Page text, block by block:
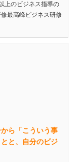
上のビジネス指導の
最高峰ビジネス研修
ら「こういう事
と、自分のビジ